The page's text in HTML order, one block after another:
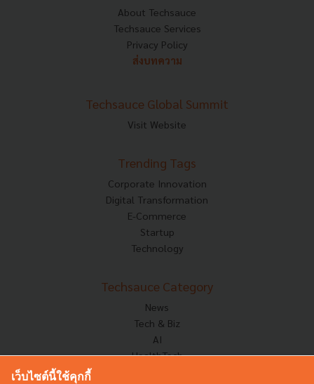
About Techsauce
Techsauce Services
Privacy Policy
ส่งบทความ
Techsauce Global Summit
Visit Website
Trending Tags
Corporate Innovation
Digital Transformation
E-Commerce
Startup
Technology
Techsauce Category
News
Tech & Biz
AI
HealthTech
เว็บไซต์นี้ใช้คุกกี้